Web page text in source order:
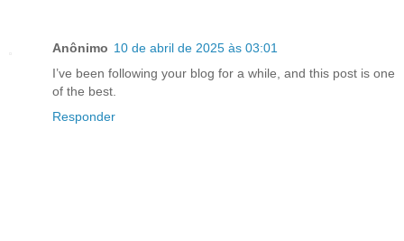
Anônimo 10 de abril de 2025 às 03:01
I’ve been following your blog for a while, and this post is one
of the best.
Responder